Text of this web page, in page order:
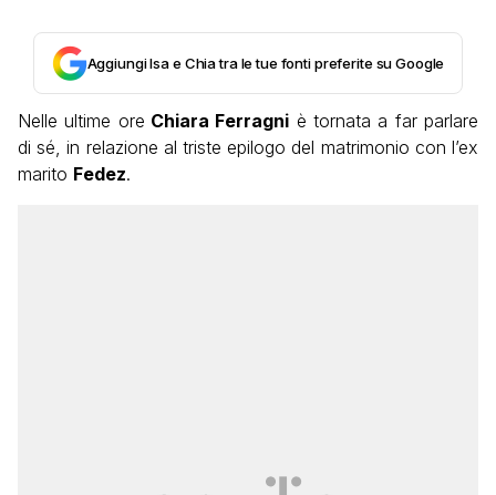
Aggiungi Isa e Chia tra le tue fonti preferite su Google
Nelle ultime ore Chiara Ferragni è tornata a far parlare
di sé, in relazione al triste epilogo del matrimonio con l’ex
marito Fedez.